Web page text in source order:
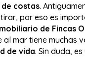
de costas.
por eso es
de Fincas
mar tiene muchas
de vida. Sin duda,